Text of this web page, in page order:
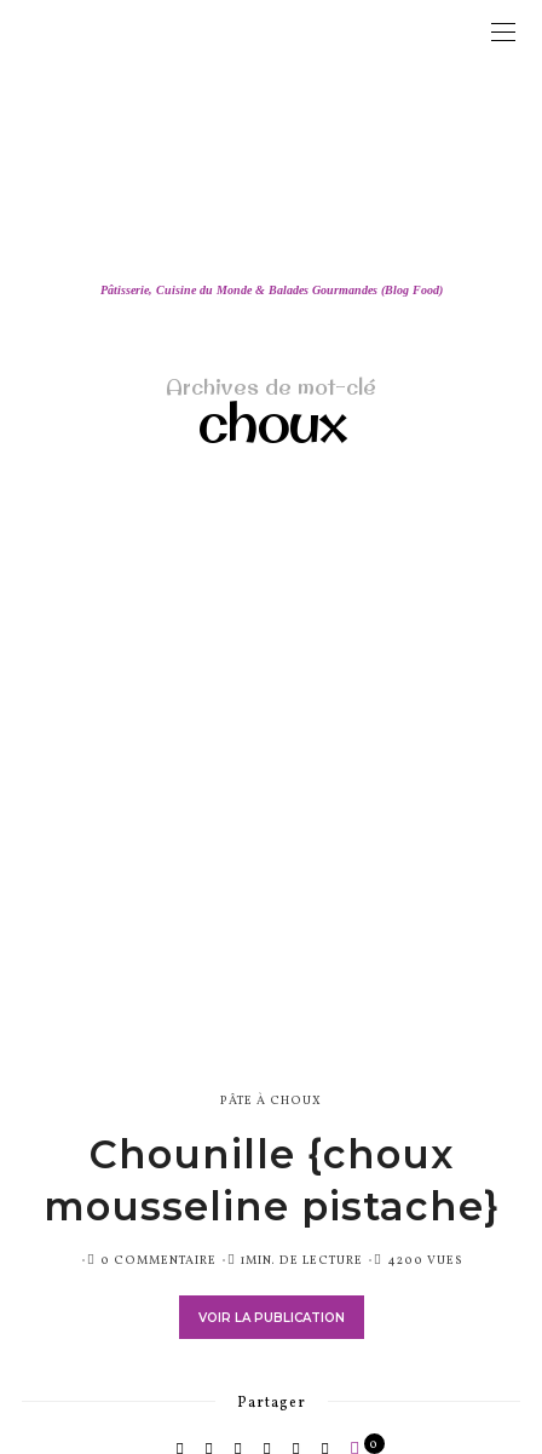
Pâtisserie, Cuisine du Monde & Balades Gourmandes (Blog Food)
Archives de mot-clé
choux
PÂTE À CHOUX
Chounille {choux
mousseline pistache}
PUBLIÉ0 COMMENTAIRE 1MIN. DE LECTURE 4200 VUES
VOIR LA PUBLICATION
Partager
0